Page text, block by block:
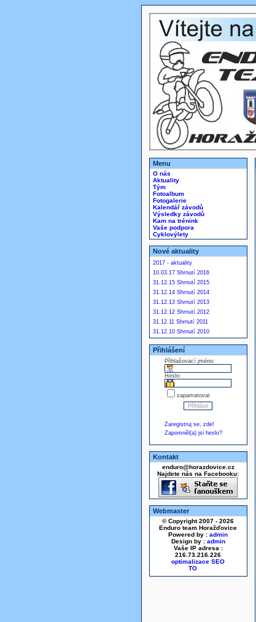
Menu
O nás
Aktuality
Tým
Fotoalbum
Fotogalerie
Kalendář závodů
Výsledky závodů
Kam na trénink
Vaše podpora
Cyklovýlety
Nové aktuality
2017 - aktuality
10.03.17 Shrnutí 2016
31.12.15 Shrnutí 2015
31.12.14 Shrnutí 2014
31.12.13 Shrnutí 2013
31.12.12 Shrnutí 2012
31.12.11 Shrnutí 2011
31.12.10 Shrnutí 2010
Přihlášení
Přihlašovací jméno:
Heslo:
zapamatovat
Zaregistruj se, zde!
Zapomněl(a) jsi heslo?
Kontakt
enduro@horazdovice.cz
Najdete nás na Facebooku:
Webmaster
© Copyright 2007 - 2026
Enduro team Horažďovice
Powered by : admin
Design by : admin
Vaše IP adresa :
216.73.216.226
optimalizace SEO